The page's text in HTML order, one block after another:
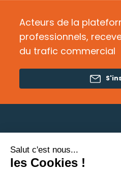
Salut c'est nous...
les Cookies !
Acteurs de la
professionnels,
du trafic commercial
Besoin d'aide ?